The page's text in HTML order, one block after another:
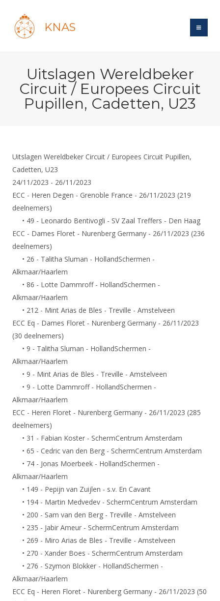
KNAS
Recent posts
Forums
Maandelijks archief
Evenement
Website
Gebruiksvoorwaarden
Handleiding
Bond
Bond
Reglementen
Ledencijfers
Sponsors en Partners
Organisatie
Bestuur
Commissies
Ereleden
Leden van Verdiensten
Bondsbureau
Contact
Samenwerking
Formulieren
Alle Verenigingen
Nieuws
Verenigingsondersteuning
Witte Vlekkenplan
Oprichting Vereniging
Overschrijven leden
Schermen
Recreatiesport
Veteranen
Wedstrijdsport
Ranglijsten
Reglementen
Materiaal
Rolstoelschermen
Wedstrijdkalender
NK's
JPT
JEC
Veteranenwedstrijden
Wedstrijdorganisatie
Aanvragen van scheidsrechters
Scheidsrechterslijst
Import inschrijvingen uit Nahouw
Verwerk wedstrijduitslagen
NK organiseren
Promotie en logo
Nieuws
Oranje
DBT
SBT
Talentontwikkeling
Atletencommissie
Internationale Titeltoernooien
Internationale aanmeldingen
Voor de jeugd
Spreekbeurtpakket
Ouders en vereniging
Jeugdkampen
Brassardsysteem
Voor coaches en leraren
Nieuws
Nationale opleidingen
Opleidingen
Leraar
Voor scheidsrechters
Nieuws
Scheidsrechterslijst
Scheidsrechter Documentatie
Opleidingen
Tuchtzaken
Archief
Infotheek
Bibliotheek
Touché
Forums
Schermforum
Nieuws
Zoek Vereniging
Contact
NK organiseren
Uitslagen Wereldbeker
Circuit / Europees Circuit
Pupillen, Cadetten, U23
Uitslagen Wereldbeker Circuit / Europees Circuit Pupillen,
Cadetten, U23
24/11/2023 - 26/11/2023
ECC - Heren Degen - Grenoble France - 26/11/2023 (219
deelnemers)
• 49 - Leonardo Bentivogli - SV Zaal Treffers - Den Haag
ECC - Dames Floret - Nurenberg Germany - 26/11/2023 (236
deelnemers)
• 26 - Talitha Sluman - HollandSchermen -
Alkmaar/Haarlem
• 86 - Lotte Dammroff - HollandSchermen -
Alkmaar/Haarlem
• 212 - Mint Arias de Bles - Treville - Amstelveen
ECC Eq - Dames Floret - Nurenberg Germany - 26/11/2023
(30 deelnemers)
• 9 - Talitha Sluman - HollandSchermen -
Alkmaar/Haarlem
• 9 - Mint Arias de Bles - Treville - Amstelveen
• 9 - Lotte Dammroff - HollandSchermen -
Alkmaar/Haarlem
ECC - Heren Floret - Nurenberg Germany - 26/11/2023 (285
deelnemers)
• 31 - Fabian Koster - SchermCentrum Amsterdam
• 65 - Cedric van den Berg - SchermCentrum Amsterdam
• 74 - Jonas Moerbeek - HollandSchermen -
Alkmaar/Haarlem
• 149 - Pepijn van Zuijlen - s.v. En Cavant
• 194 - Martin Medvedev - SchermCentrum Amsterdam
• 200 - Sam van den Berg - Treville - Amstelveen
• 235 - Jabir Ameur - SchermCentrum Amsterdam
• 269 - Miro Arias de Bles - Treville - Amstelveen
• 270 - Xander Boes - SchermCentrum Amsterdam
• 276 - Szymon Blokker - HollandSchermen -
Alkmaar/Haarlem
ECC Eq - Heren Floret - Nurenberg Germany - 26/11/2023 (50